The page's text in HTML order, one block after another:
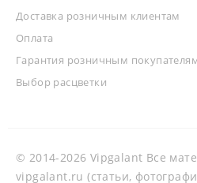
Доставка розничным клиентам
Оплата
Гарантия розничным
Выбор расцветки
© 2014-2026 Vipgalant Все
vipgalant.ru (статьи,